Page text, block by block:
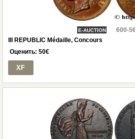
E-AUCTION
600-
III REPUBLIC Médaille, Concours
Оценить: 50€
XF